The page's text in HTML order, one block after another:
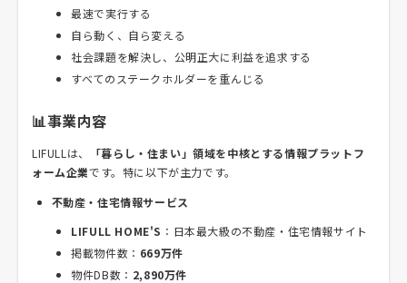
最速で実行する
自ら動く、自ら変える
社会課題を解決し、公明正大に利益を追求する
すべてのステークホルダーを重んじる
📊事業内容
LIFULLは、
「暮らし・住まい」領域を中核とする情報プラットフ
ォーム企業です。特に以下が主力です。
不動産・住宅情報サービス
LIFULL HOME'S ：日本最大級の不動産・住宅情報サイト
掲載物件数： 669万件
物件DB数： 2,890万件